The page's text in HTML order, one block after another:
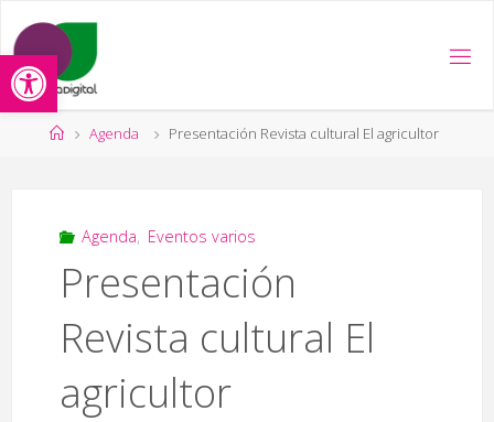
Abrir barra de herramientas
contenido
PáginaAgenda Presentación Revista cultural El agricultor
Agenda, Eventos varios
Presentación
Revista cultural El
agricultor